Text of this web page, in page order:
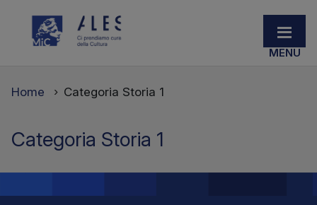
Home Categoria Storia 1
Categoria Storia 1